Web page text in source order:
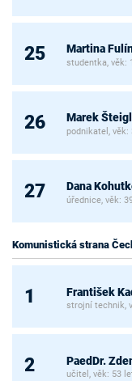
25 Martina
studentka, věk:
26 Marek Šteigl
podnikatel, věk:
27 Dana
úřednice, věk:
Komunistická strana
1 František
strojní technik,
2 PaedDr.
učitel, věk: 53